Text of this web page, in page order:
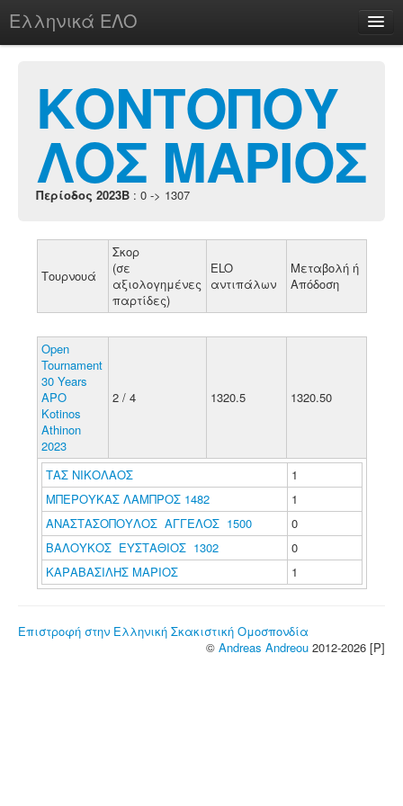
Ελληνικά ΕΛΟ
chesstu.be @ discord
Login
ΚΟΝΤΟΠΟΥ
ΛΟΣ ΜΑΡΙΟΣ
Περίοδος 2023B : 0 -> 1307
Τουρνουά
Σκορ
(σε
αξιολογημένες
παρτίδες)
ELO
αντιπάλων
Μεταβολή ή
Απόδοση
Open
Tournament
30 Years
APO
Kotinos
Athinon
2023
2 / 4 1320.5 1320.50
ΤΑΣ ΝΙΚΟΛΑΟΣ
1
ΜΠΕΡΟΥΚΑΣ ΛΑΜΠΡΟΣ 1482
1
ΑΝΑΣΤΑΣΟΠΟΥΛΟΣ ΑΓΓΕΛΟΣ 1500
0
ΒΑΛΟΥΚΟΣ ΕΥΣΤΑΘΙΟΣ 1302
0
ΚΑΡΑΒΑΣΙΛΗΣ ΜΑΡΙΟΣ
1
Επιστροφή στην Ελληνική Σκακιστική Ομοσπονδία
© Andreas Andreou 2012-2026 [P]